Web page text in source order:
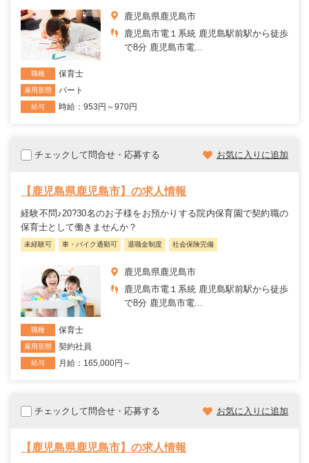
鹿児島県鹿児島市
鹿児島市電１系統 鹿児島駅前駅から徒歩
で8分 鹿児島市電...
職種 保育士
雇用形態 パート
給与 時給：953円～970円
チェックして問合せ・応募する お気に入りに追加
【鹿児島県鹿児島市】の求人情報
経験不問♪20?30名のお子様をお預かりする院内保育園で契約職の
保育士として働きませんか？
未経験可 車・バイク通勤可 退職金制度 社会保険完備
鹿児島県鹿児島市
鹿児島市電１系統 鹿児島駅前駅から徒歩
で8分 鹿児島市電...
職種 保育士
雇用形態 契約社員
給与 月給：165,000円～
チェックして問合せ・応募する お気に入りに追加
【鹿児島県鹿児島市】の求人情報